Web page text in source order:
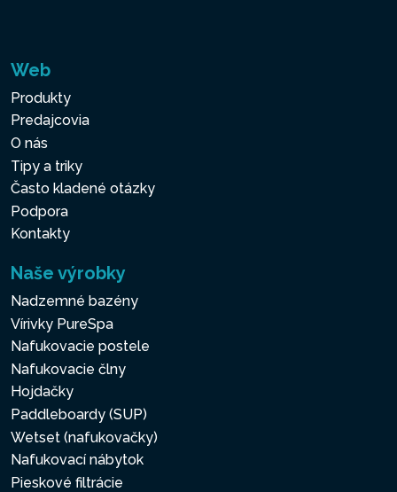
Web
Produkty
Predajcovia
O nás
Tipy a triky
Často kladené otázky
Podpora
Kontakty
Naše výrobky
Nadzemné bazény
Vírivky PureSpa
Nafukovacie postele
Nafukovacie člny
Hojdačky
Paddleboardy (SUP)
Wetset (nafukovačky)
Nafukovací nábytok
Pieskové filtrácie